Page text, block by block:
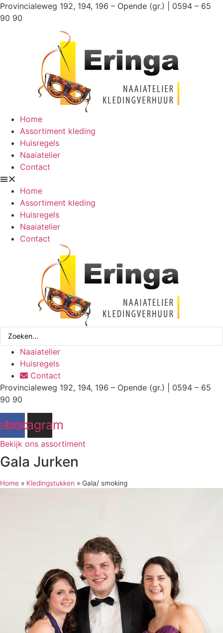
Ga
naar
Provincialeweg 192, 194, 196 – Opende (gr.) | 0594 – 65
90 90
Home
Assortiment kleding
Huisregels
Naaiatelier
Contact
Home
Assortiment kleding
Huisregels
Naaiatelier
Contact
Search
Naaiatelier
Huisregels
Contact
Provincialeweg 192, 194, 196 – Opende (gr.) | 0594 – 65
90 90
Instagram
Bekijk ons assortiment
Gala Jurken
Home » Kledingstukken » Gala/ smoking